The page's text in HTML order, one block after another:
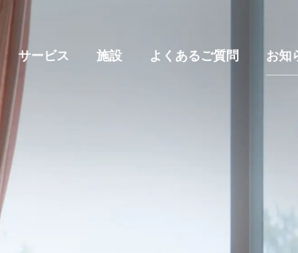
サービス 施設 よくあるご質問 お知